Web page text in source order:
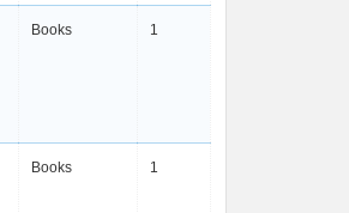
Books 1
Books 1